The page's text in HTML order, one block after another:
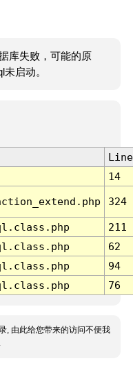
库失败，可能的原
启动。
Line
14
324
211
62
94
76
, 由此给您带来的访问不便我